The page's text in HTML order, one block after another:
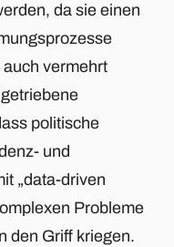
da sie einen
vermehrt
politische
und
„data-driven
Probleme
den Griff kriegen.